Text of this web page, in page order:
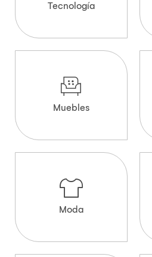
Tecnología
Muebles
Moda